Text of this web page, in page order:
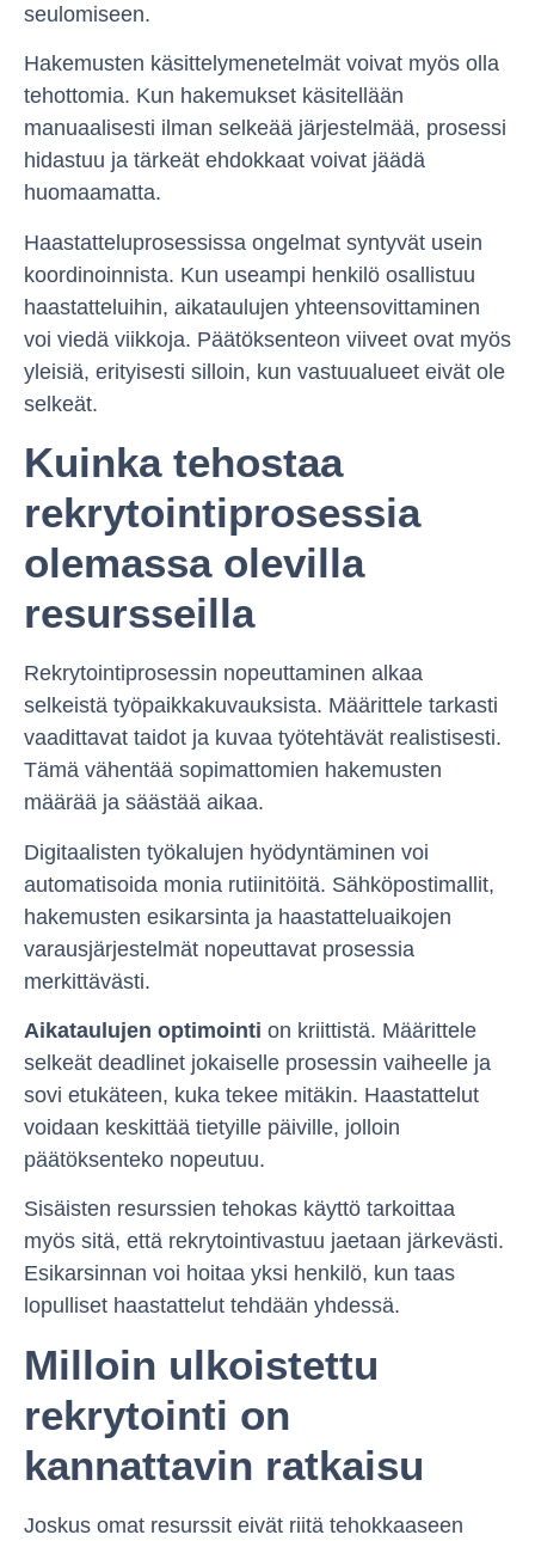
seulomiseen.
Hakemusten käsittelymenetelmät voivat myös olla
tehottomia. Kun hakemukset käsitellään
manuaalisesti ilman selkeää järjestelmää, prosessi
hidastuu ja tärkeät ehdokkaat voivat jäädä
huomaamatta.
Haastatteluprosessissa ongelmat syntyvät usein
koordinoinnista. Kun useampi henkilö osallistuu
haastatteluihin, aikataulujen yhteensovittaminen
voi viedä viikkoja. Päätöksenteon viiveet ovat myös
yleisiä, erityisesti silloin, kun vastuualueet eivät ole
selkeät.
Kuinka tehostaa
rekrytointiprosessia
olemassa olevilla
resursseilla
Rekrytointiprosessin nopeuttaminen alkaa
selkeistä työpaikkakuvauksista. Määrittele tarkasti
vaadittavat taidot ja kuvaa työtehtävät realistisesti.
Tämä vähentää sopimattomien hakemusten
määrää ja säästää aikaa.
Digitaalisten työkalujen hyödyntäminen voi
automatisoida monia rutiinitöitä. Sähköpostimallit,
hakemusten esikarsinta ja haastatteluaikojen
varausjärjestelmät nopeuttavat prosessia
merkittävästi.
Aikataulujen optimointi on kriittistä. Määrittele
selkeät deadlinet jokaiselle prosessin vaiheelle ja
sovi etukäteen, kuka tekee mitäkin. Haastattelut
voidaan keskittää tietyille päiville, jolloin
päätöksenteko nopeutuu.
Sisäisten resurssien tehokas käyttö tarkoittaa
myös sitä, että rekrytointivastuu jaetaan järkevästi.
Esikarsinnan voi hoitaa yksi henkilö, kun taas
lopulliset haastattelut tehdään yhdessä.
Milloin ulkoistettu
rekrytointi on
kannattavin ratkaisu
Joskus omat resurssit eivät riitä tehokkaaseen